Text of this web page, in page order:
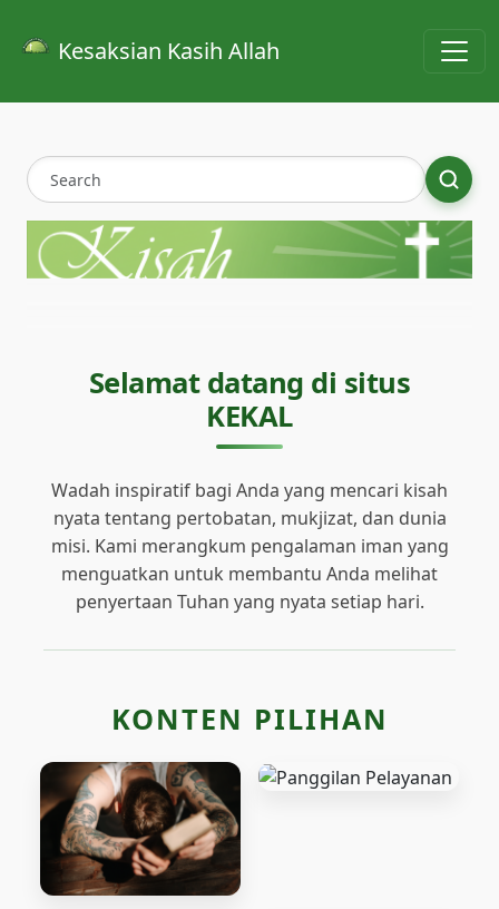
Kesaksian Kasih Allah
Selamat datang di situs
KEKAL
Wadah inspiratif bagi Anda yang mencari kisah
nyata tentang pertobatan, mukjizat, dan dunia
misi. Kami merangkum pengalaman iman yang
menguatkan untuk membantu Anda melihat
penyertaan Tuhan yang nyata setiap hari.
KONTEN PILIHAN